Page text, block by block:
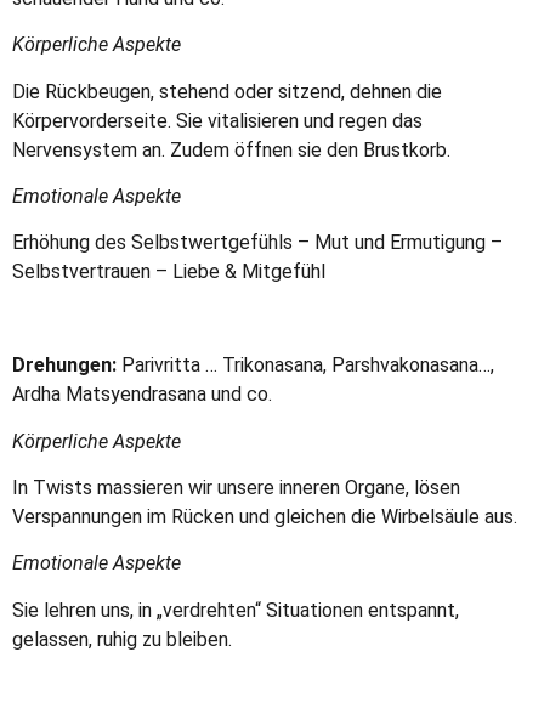
Körperliche Aspekte
Die Rückbeugen, stehend oder sitzend, dehnen die
Körpervorderseite. Sie vitalisieren und regen das
Nervensystem an. Zudem öffnen sie den Brustkorb.
Emotionale Aspekte
Erhöhung des Selbstwertgefühls – Mut und Ermutigung –
Selbstvertrauen – Liebe & Mitgefühl
Drehungen: Parivritta … Trikonasana, Parshvakonasana…,
Ardha Matsyendrasana und co.
Körperliche Aspekte
In Twists massieren wir unsere inneren Organe, lösen
Verspannungen im Rücken und gleichen die Wirbelsäule aus.
Emotionale Aspekte
Sie lehren uns, in „verdrehten“ Situationen entspannt,
gelassen, ruhig zu bleiben.